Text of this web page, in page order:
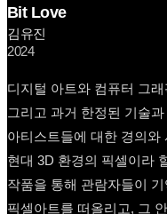
Bit Love
김유진
2024
디지털 아트와 컴퓨터 그
그리고 과거 한정된 기술
아티스트들에 대한 경의와
현대 3D 환경의 픽셀이라
작품을 통해 관람자들이
픽셀아트를 떠올리고, 그